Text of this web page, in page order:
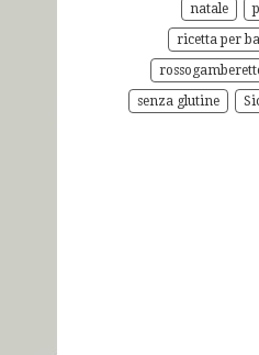
natale
ricetta per
senza glutine